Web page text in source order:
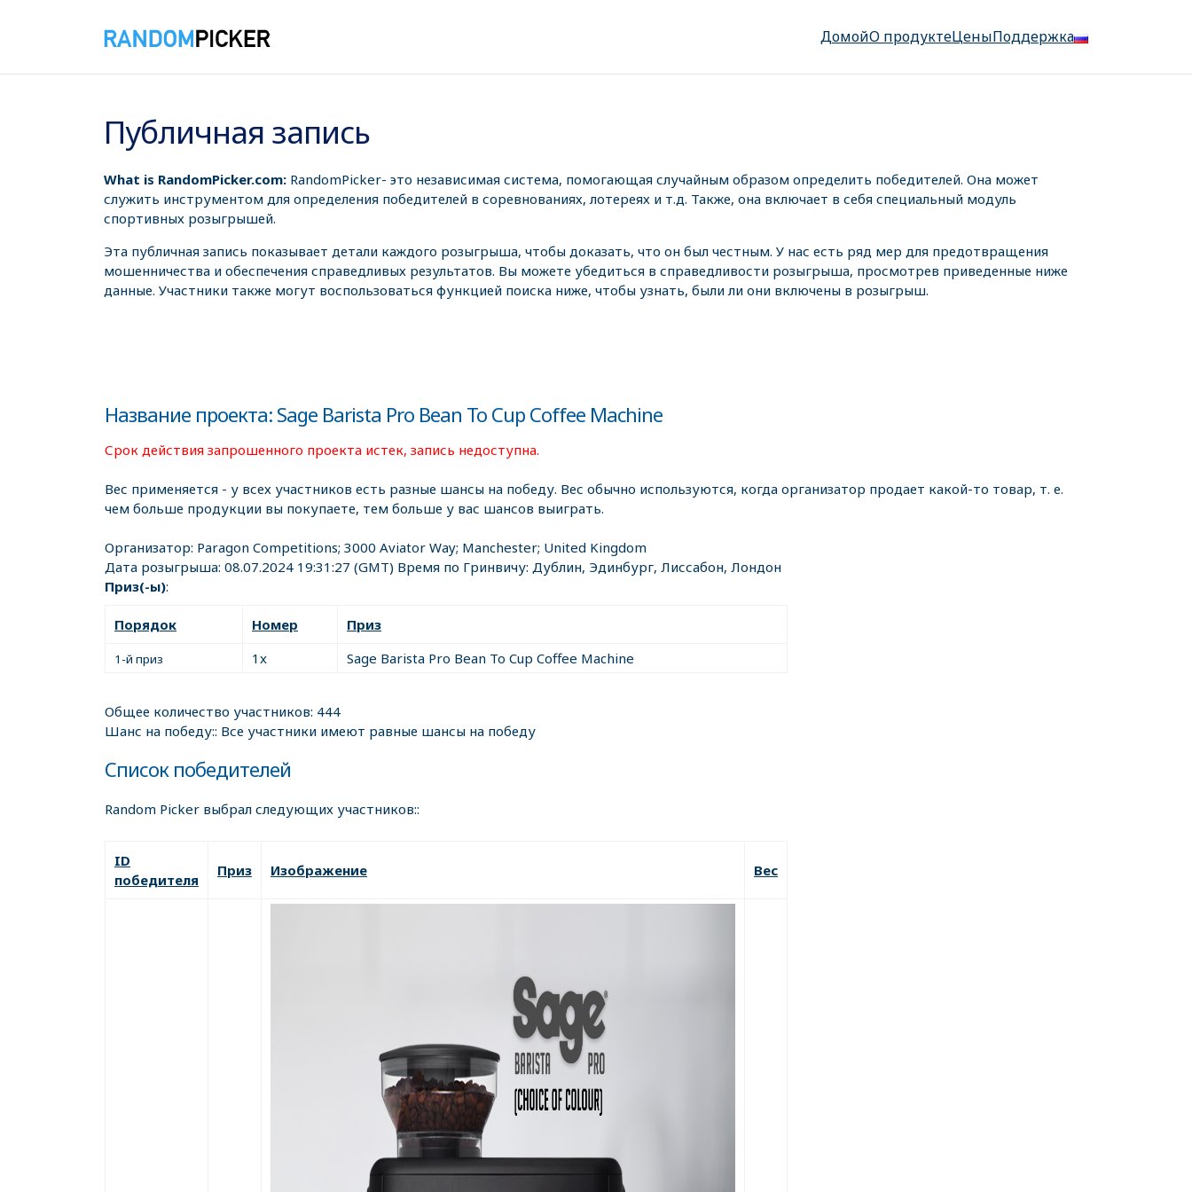
ДомойО продуктеЦеныПоддержка
Публичная запись
What is RandomPicker.com: RandomPicker- это независимая система, помогающая случайным образом определить победителей. Она может
служить инструментом для определения победителей в соревнованиях, лотереях и т.д. Также, она включает в себя специальный модуль
спортивных розыгрышей.
Эта публичная запись показывает детали каждого розыгрыша, чтобы доказать, что он был честным. У нас есть ряд мер для предотвращения
мошенничества и обеспечения справедливых результатов. Вы можете убедиться в справедливости розыгрыша, просмотрев приведенные ниже
данные. Участники также могут воспользоваться функцией поиска ниже, чтобы узнать, были ли они включены в розыгрыш.
Название проекта: Sage Barista Pro Bean To Cup Coffee Machine
Срок действия запрошенного проекта истек, запись недоступна.
Вес применяется - у всех участников есть разные шансы на победу. Вес обычно используются, когда организатор продает какой-то товар, т. е.
чем больше продукции вы покупаете, тем больше у вас шансов выиграть.
Организатор: Paragon Competitions; 3000 Aviator Way; Manchester; United Kingdom
Дата розыгрыша: 08.07.2024 19:31:27 (GMT) Время по Гринвичу: Дублин, Эдинбург, Лиссабон, Лондон
Приз(-ы):
Порядок Номер Приз
1-й приз 1x Sage Barista Pro Bean To Cup Coffee Machine
Общее количество участников: 444
Шанс на победу:: Все участники имеют равные шансы на победу
Список победителей
Random Picker выбрал следующих участников::
ID
победителя
Приз Изображение Вес